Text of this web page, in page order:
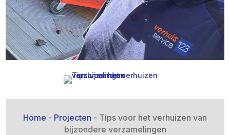
Home - Projecten - Tips voor het verhuizen van
bijzondere verzamelingen